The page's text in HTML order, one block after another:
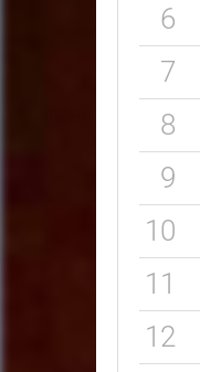
6
7
8
9
10
11
12